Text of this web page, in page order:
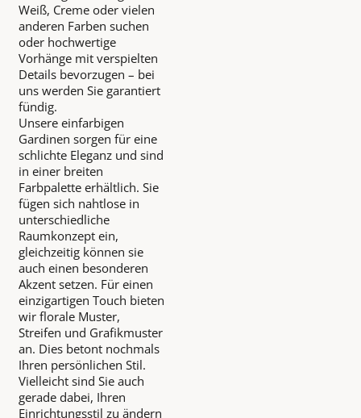
Weiß, Creme oder vielen
anderen Farben suchen
oder hochwertige
Vorhänge mit verspielten
Details bevorzugen – bei
uns werden Sie garantiert
fündig.
Unsere einfarbigen
Gardinen sorgen für eine
schlichte Eleganz und sind
in einer breiten
Farbpalette erhältlich. Sie
fügen sich nahtlose in
unterschiedliche
Raumkonzept ein,
gleichzeitig können sie
auch einen besonderen
Akzent setzen. Für einen
einzigartigen Touch bieten
wir florale Muster,
Streifen und Grafikmuster
an. Dies betont nochmals
Ihren persönlichen Stil.
Vielleicht sind Sie auch
gerade dabei, Ihren
Einrichtungsstil zu ändern